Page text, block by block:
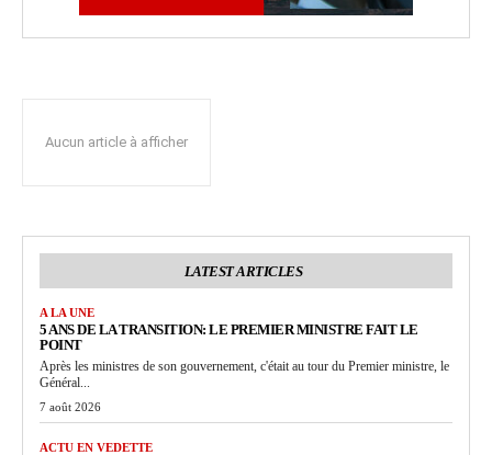
Aucun article à afficher
LATEST ARTICLES
A LA UNE
5 ANS DE LA TRANSITION: LE PREMIER MINISTRE FAIT LE
POINT
Après les ministres de son gouvernement, c'était au tour du Premier ministre, le
Général...
7 août 2026
ACTU EN VEDETTE